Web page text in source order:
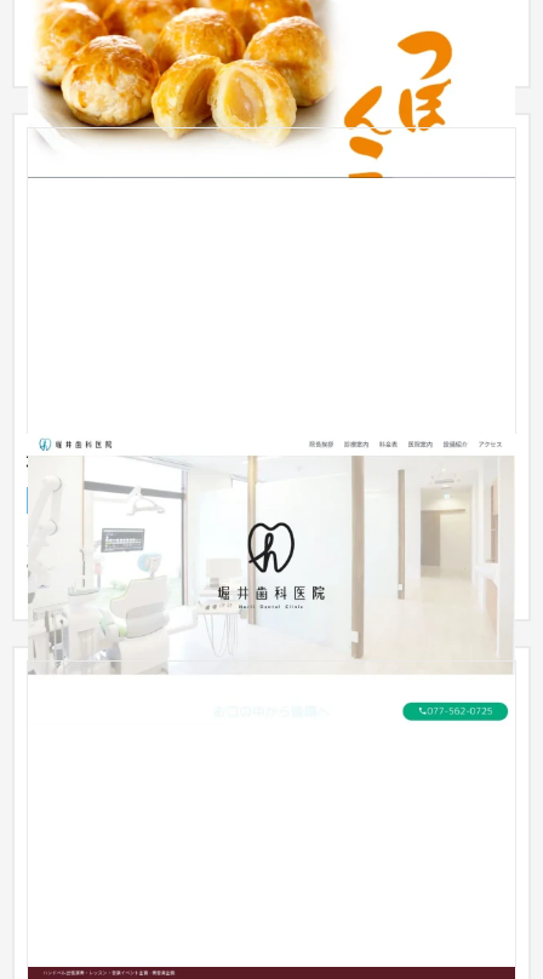
ございます。 明石饅頭・つぼんこ・土器ドキ最中・・・と銘菓
は挙...
堀井歯科医院
歯科医院
※ページイメージが崩れている場合がございますので、URLより
実際のページをご確認いただければ幸いです。